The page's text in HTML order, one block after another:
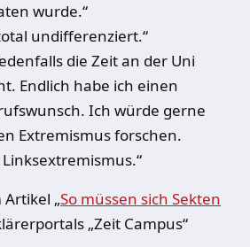
wurde.“
undifferenziert.“
die Zeit an der Uni
Endlich habe ich einen
Ich würde gerne
Extremismus forschen.
Artikel „So müssen sich Sekten
„Zeit Campus“